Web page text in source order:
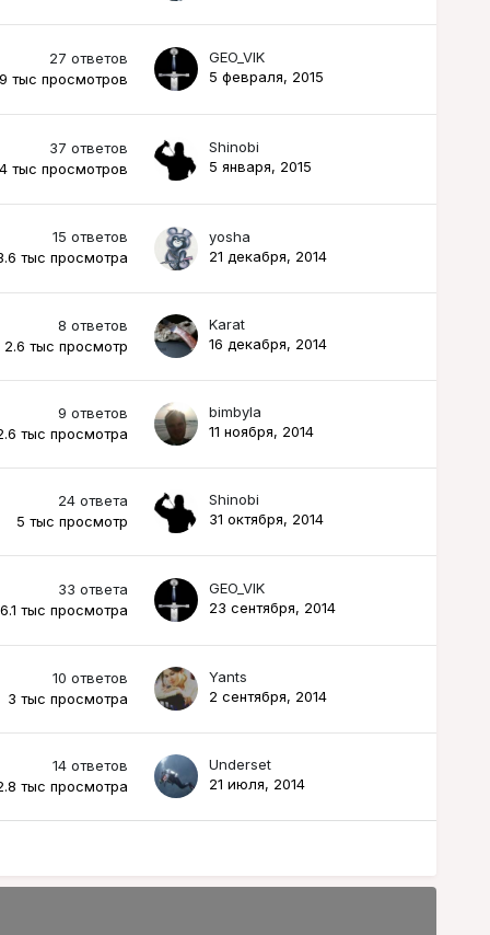
27 ответов
тыс просмотров
GEO_VIK
5 февраля, 2015
37 ответов
тыс просмотров
Shinobi
5 января, 2015
15 ответов
тыс просмотра
yosha
21 декабря, 2014
8 ответов
2.6 тыс просмотр
Karat
16 декабря, 2014
9 ответов
тыс просмотра
bimbyla
11 ноября, 2014
24 ответа
5 тыс просмотр
Shinobi
31 октября, 2014
33 ответа
6.1 тыс просмотра
GEO_VIK
23 сентября, 2014
10 ответов
3 тыс просмотра
Yants
2 сентября, 2014
14 ответов
тыс просмотра
Underset
21 июля, 2014